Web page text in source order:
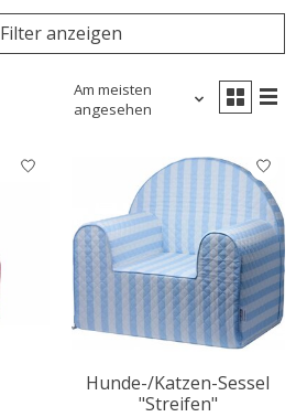
Filter anzeigen
Am meisten
angesehen
Hunde-/Katzen-Sessel
"Streifen"